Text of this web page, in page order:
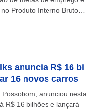
Produto Interno Bruto
anuncia R$ 16 bi
16 novos carros
anunciou nesta
R$ 16 bilhões e lançará